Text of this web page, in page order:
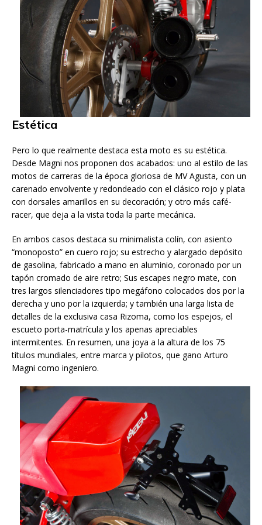
Estética
Pero lo que realmente destaca esta moto es su estética.
Desde Magni nos proponen dos acabados: uno al estilo de las
motos de carreras de la época gloriosa de MV Agusta, con un
carenado envolvente y redondeado con el clásico rojo y plata
con dorsales amarillos en su decoración; y otro más café-
racer, que deja a la vista toda la parte mecánica.
En ambos casos destaca su minimalista colín, con asiento
“monoposto” en cuero rojo; su estrecho y alargado depósito
de gasolina, fabricado a mano en aluminio, coronado por un
tapón cromado de aire retro; Sus escapes negro mate, con
tres largos silenciadores tipo megáfono colocados dos por la
derecha y uno por la izquierda; y también una larga lista de
detalles de la exclusiva casa Rizoma, como los espejos, el
escueto porta-matrícula y los apenas apreciables
intermitentes. En resumen, una joya a la altura de los 75
títulos mundiales, entre marca y pilotos, que gano Arturo
Magni como ingeniero.